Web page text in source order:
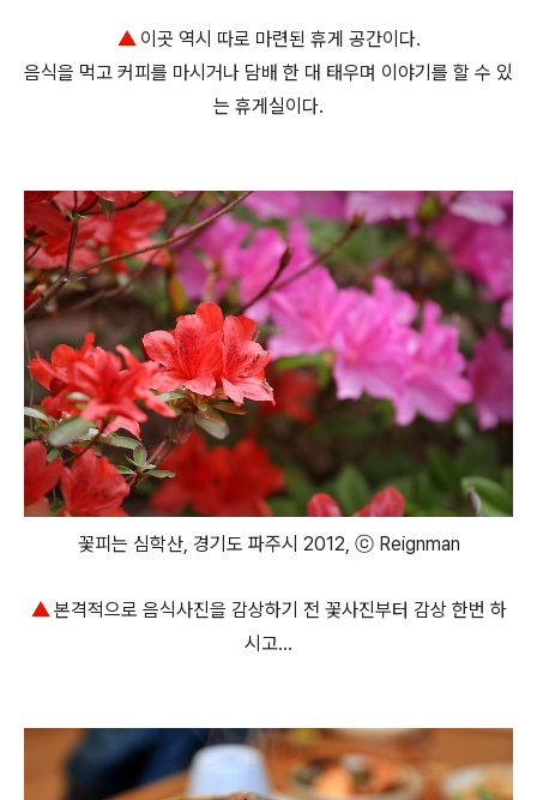
▲이곳 역시 따로 마련된 휴게 공간이다.
음식을 먹고 커피를 마시거나 담배 한 대 태우며 이야기를 할 수 있
는 휴게실이다.
꽃피는 심학산, 경기도 파주시 2012, ⓒ Reignman
▲본격적으로 음식사진을 감상하기 전 꽃사진부터 감상 한번 하
시고...